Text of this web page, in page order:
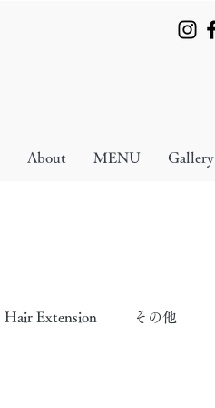
About MENU Gallery
Hair Extension その他